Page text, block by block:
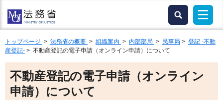
トップページ > 法務省の概要 > 組織案内 > 内部部局 > 民事局 > 登記 -不動
産登記- > 不動産登記の電子申請（オンライン申請）について
不動産登記の電子申請（オンライン
申請）について